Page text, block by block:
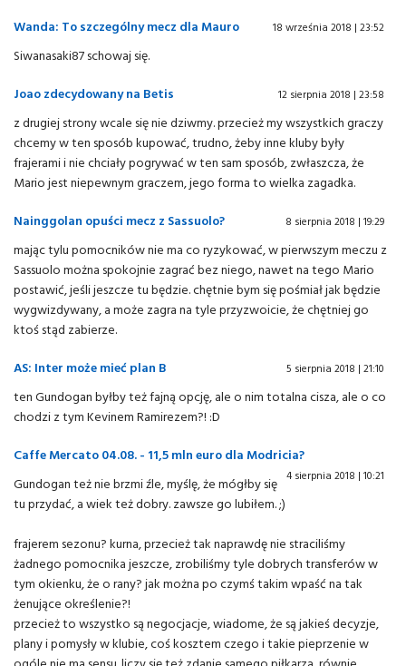
Wanda: To szczególny mecz dla Mauro
18 września 2018 | 23:52
Siwanasaki87 schowaj się.
Joao zdecydowany na Betis
12 sierpnia 2018 | 23:58
z drugiej strony wcale się nie dziwmy. przecież my wszystkich graczy
chcemy w ten sposób kupować, trudno, żeby inne kluby były
frajerami i nie chciały pogrywać w ten sam sposób, zwłaszcza, że
Mario jest niepewnym graczem, jego forma to wielka zagadka.
Nainggolan opuści mecz z Sassuolo?
8 sierpnia 2018 | 19:29
mając tylu pomocników nie ma co ryzykować, w pierwszym meczu z
Sassuolo można spokojnie zagrać bez niego, nawet na tego Mario
postawić, jeśli jeszcze tu będzie. chętnie bym się pośmiał jak będzie
wygwizdywany, a może zagra na tyle przyzwoicie, że chętniej go
ktoś stąd zabierze.
AS: Inter może mieć plan B
5 sierpnia 2018 | 21:10
ten Gundogan byłby też fajną opcję, ale o nim totalna cisza, ale o co
chodzi z tym Kevinem Ramirezem?! :D
Caffe Mercato 04.08. - 11,5 mln euro dla Modricia?
4 sierpnia 2018 | 10:21
Gundogan też nie brzmi źle, myślę, że mógłby się
tu przydać, a wiek też dobry. zawsze go lubiłem. ;)
frajerem sezonu? kurna, przecież tak naprawdę nie straciliśmy
żadnego pomocnika jeszcze, zrobiliśmy tyle dobrych transferów w
tym okienku, że o rany? jak można po czymś takim wpaść na tak
żenujące określenie?!
przecież to wszystko są negocjacje, wiadome, że są jakieś decyzje,
plany i pomysły w klubie, coś kosztem czego i takie pieprzenie w